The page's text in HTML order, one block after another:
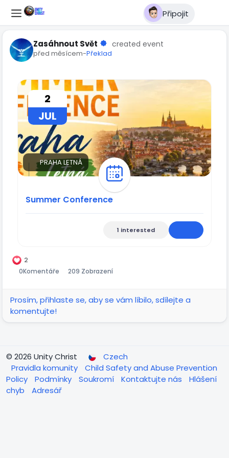
Připojit
Zasáhnout Svět created event
před měsícem-Překlad
2
JUL
PRAHA LETNÁ
Summer Conference
1 interested
2
0Komentáře 209 Zobrazení
Prosím, přihlaste se, aby se vám líbilo, sdílejte a
komentujte!
© 2026 Unity Christ
Czech
Pravidla komunity
Child Safety and Abuse Prevention
Policy
Podmínky Soukromí Kontaktujte nás
Hlášení
chyb
Adresář